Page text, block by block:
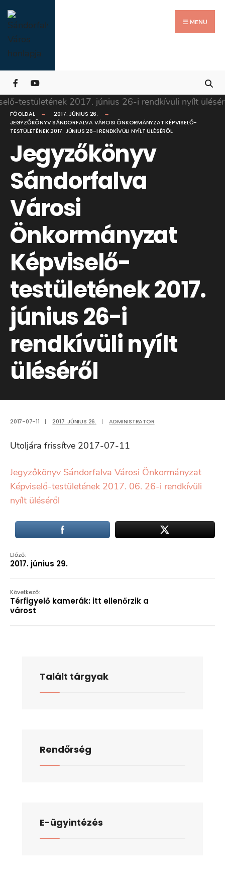
Skip
to
content
MENU
FŐOLDAL
2017. JÚNIUS 26.
JEGYZŐKÖNYV SÁNDORFALVA VÁROSI ÖNKORMÁNYZAT KÉPVISELŐ-
TESTÜLETÉNEK 2017. JÚNIUS 26-I RENDKÍVÜLI NYÍLT ÜLÉSÉRŐL
Jegyzőkönyv
Sándorfalva
Városi
Önkormányzat
Képviselő-
testületének 2017.
június 26-i
rendkívüli nyílt
üléséről
2017-07-11 | 2017. JÚNIUS 26. | ADMINISTRATOR
Utoljára frissítve 2017-07-11
Jegyzőkönyv Sándorfalva Városi Önkormányzat
Képviselő-testületének 2017. 06. 26-i rendkívüli
nyílt üléséről
Előző:
2017. június 29.
Következő:
Térfigyelő kamerák: itt ellenőrzik a
várost
Talált tárgyak
Rendőrség
E-ügyintézés
for:
Close